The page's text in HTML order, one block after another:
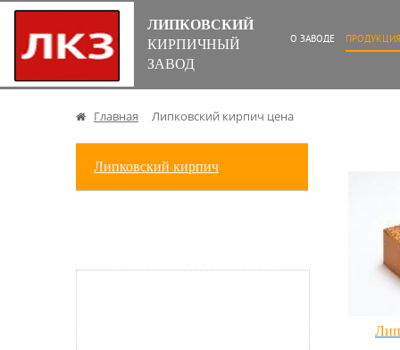
ЛИПКОВСКИЙ
КИРПИЧНЫЙ
ЗАВОД
О ЗАВОДЕ ПРОДУКЦИЯ
Главная Липковский кирпич цена
Липковский кирпич